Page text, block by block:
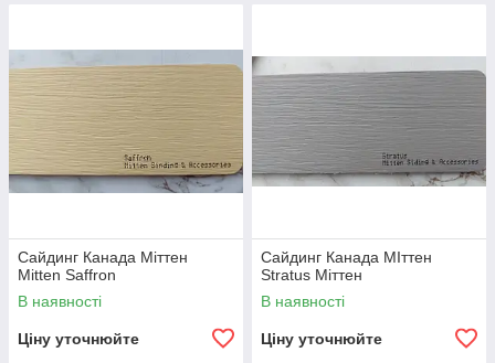
Сайдинг Канада Міттен
Mitten Saffron
В наявності
Ціну уточнюйте
Сайдинг Канада МІттен
Stratus Mіттен
В наявності
Ціну уточнюйте